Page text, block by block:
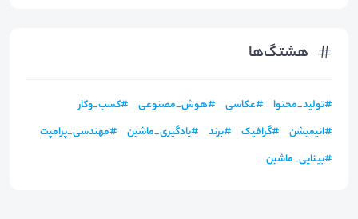
هشتگ‌ها
#تولید_محتوا #عکاسی #هوش_مصنوعی #کسب_وکار
#انیمیشن #گرافیک #برند #یادگیری_ماشین #مهندسی_پرامپت
#بینایی_ماشین